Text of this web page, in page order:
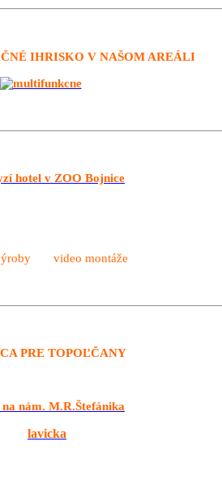
IHRISKO V NAŠOM AREÁLI
hotel v ZOO Bojnice
video montáže
PRE TOPOĽČANY
nám. M.R.Štefánika